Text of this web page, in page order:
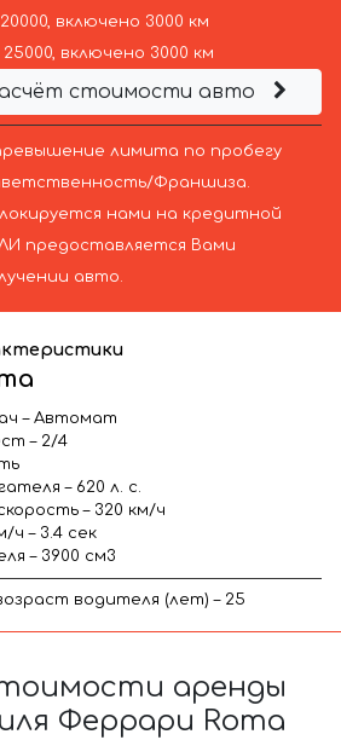
включено 3000 км
включено 3000 км
стоимости авто
лимита по пробегу
Франшиза.
нами на кредитной
предоставляется Вами
авто.
– Автомат
– 2/4
– 620 л. с.
– 320 км/ч
ч – 3.4 сек
– 3900 см3
водителя (лет) – 25
аренды
Феррари Roma